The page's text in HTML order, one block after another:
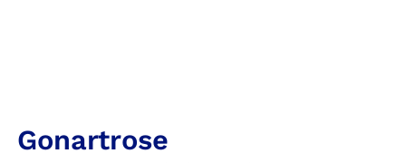
Gonartrose